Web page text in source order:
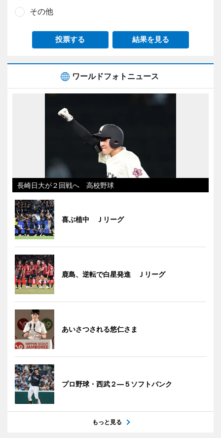
その他
投票する 結果を見る
ワールドフォトニュース
長崎日大が２回戦へ 高校野球
喜ぶ植中 Ｊリーグ
鹿島、逆転で白星発進 Ｊリーグ
あいさつされる悠仁さま
プロ野球・西武２―５ソフトバンク
もっと見る